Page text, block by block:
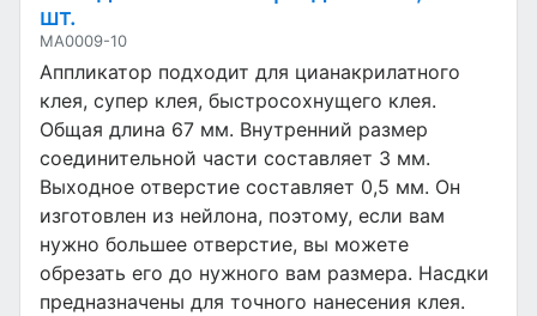
шт.
MA0009-10
Аппликатор подходит для цианакрилатного
клея, супер клея, быстросохнущего клея.
Общая длина 67 мм. Внутренний размер
соединительной части составляет 3 мм.
Выходное отверстие составляет 0,5 мм. Он
изготовлен из нейлона, поэтому, если вам
нужно большее отверстие, вы можете
обрезать его до нужного вам размера. Насдки
предназначены для точного нанесения клея.